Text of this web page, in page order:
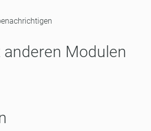
Modulen